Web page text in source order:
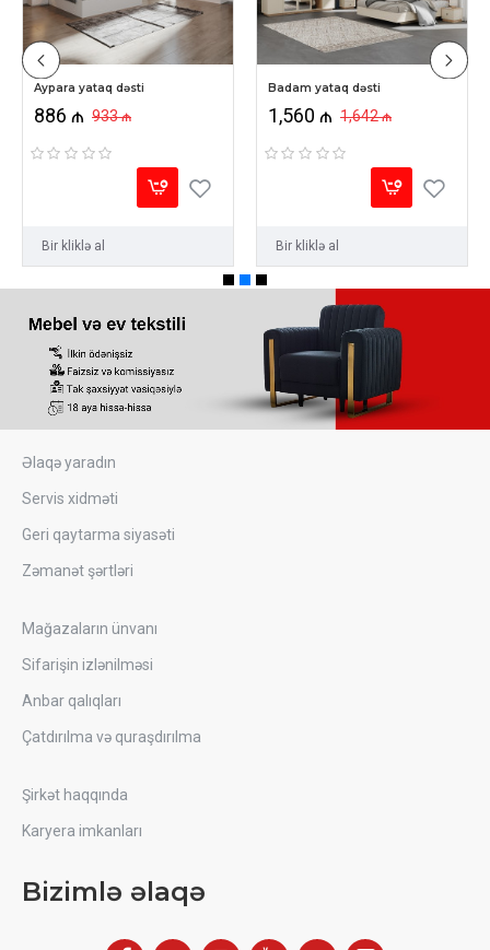
Aypara yataq dəsti
886 ₼ 933 ₼
Bir kliklə al
Badam yataq dəsti
1,560 ₼ 1,642 ₼
Bir kliklə al
Əlaqə yaradın
Servis xidməti
Geri qaytarma siyasəti
Zəmanət şərtləri
Mağazaların ünvanı
Sifarişin izlənilməsi
Anbar qalıqları
Çatdırılma və quraşdırılma
Şirkət haqqında
Karyera imkanları
Bizimlə əlaqə